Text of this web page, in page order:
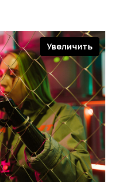
Увеличить